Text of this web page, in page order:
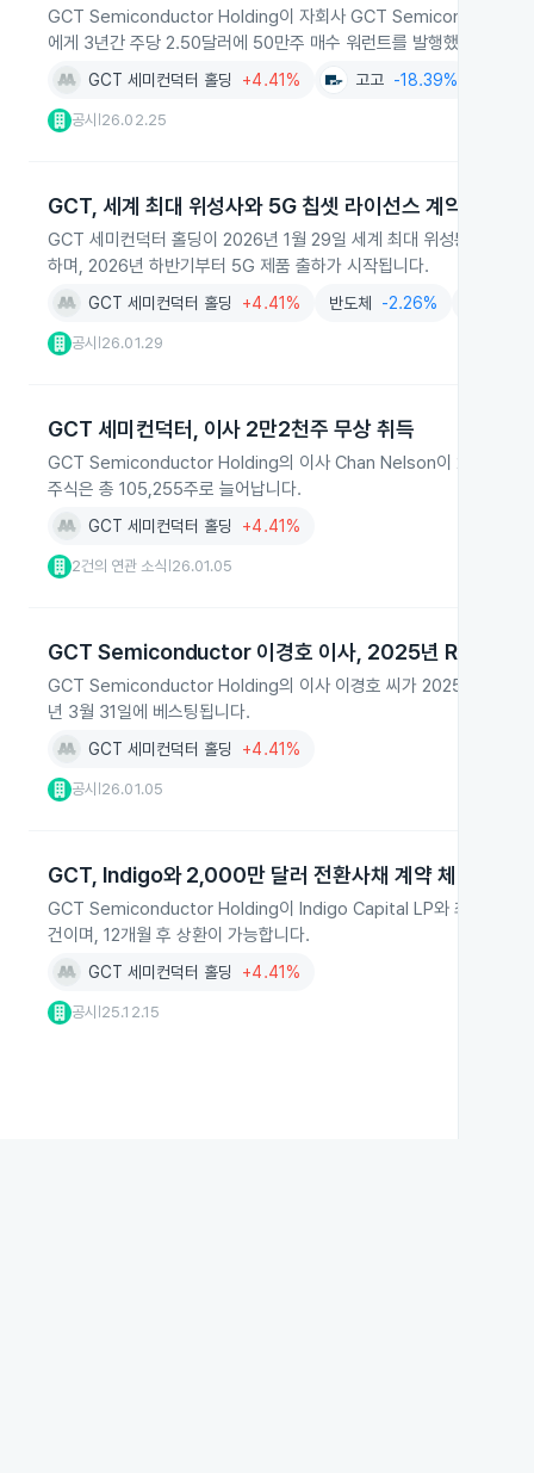
GCT Semiconductor Holding이 자회사 GCT Semiconductor와
에게 3년간 주당 2.50달러에 50만주 매수 워런트를 발행했습니다.
GCT 세미컨덕터 홀딩 +4.41% 고고 -18.39%
공시 26.02.25
GCT, 세계 최대 위성사와 5G 칩셋 라이선스 계약 체결
GCT 세미컨덕터 홀딩이 2026년 1월 29일 세계 최대 위성통신 사업
하며, 2026년 하반기부터 5G 제품 출하가 시작됩니다.
GCT 세미컨덕터 홀딩 +4.41% 반도체 -2.26%
공시 26.01.29
GCT 세미컨덕터, 이사 2만2천주 무상 취득
GCT Semiconductor Holding의 이사 Chan Nelson이 2025년 12
주식은 총 105,255주로 늘어납니다.
GCT 세미컨덕터 홀딩 +4.41%
2건의 연관 소식 26.01.05
GCT Semiconductor 이경호 이사, 2025년 RSU 2만
GCT Semiconductor Holding의 이사 이경호 씨가 2025년 12월
년 3월 31일에 베스팅됩니다.
GCT 세미컨덕터 홀딩 +4.41%
공시 26.01.05
GCT, Indigo와 2,000만 달러 전환사채 계약 체결
GCT Semiconductor Holding이 Indigo Capital LP와 최대 2,000
건이며, 12개월 후 상환이 가능합니다.
GCT 세미컨덕터 홀딩 +4.41%
공시 25.12.15